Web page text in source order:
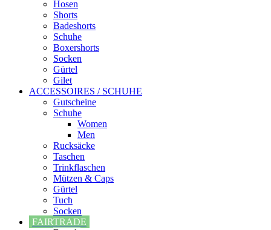
Hosen
Shorts
Badeshorts
Schuhe
Boxershorts
Socken
Gürtel
Gilet
ACCESSOIRES / SCHUHE
Gutscheine
Schuhe
Women
Men
Rucksäcke
Taschen
Trinkflaschen
Mützen & Caps
Gürtel
Tuch
Socken
FAIRTRADE